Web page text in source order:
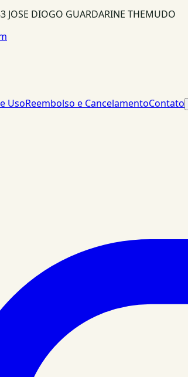
JOSE DIOGO GUARDARINE THEMUDO
UsoReembolso e CancelamentoContato